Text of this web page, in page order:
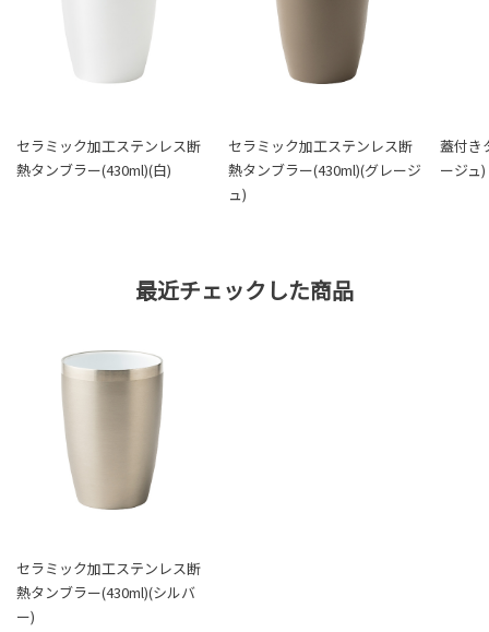
セラミック加工ステンレス断
熱タンブラー(430ml)(白)
セラミック加工ステンレス断
熱タンブラー(430ml)(グレージ
ュ)
蓋付き
ージュ)
最近チェックした商品
セラミック加工ステンレス断
熱タンブラー(430ml)(シルバ
ー)